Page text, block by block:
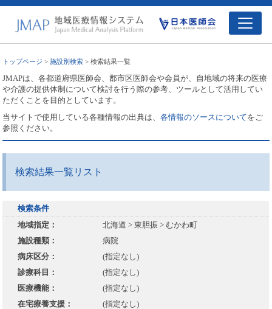
トップページ >施設別検索 > 検索結果一覧
JMAPは、各都道府県医師会、郡市区医師会や会員が、自地域の将来の医療
や介護の提供体制について検討を行う際の参考、ツールとして活用してい
ただくことを目的としています。
当サイトで使用している各種情報の出典は、各情報のソースについてをご
参照ください。
検索結果一覧リスト
検索条件
地域指定：
北海道 > 東胆振 > むかわ町
施設種類：
病院
病床区分：
(指定なし)
診療科目：
(指定なし)
医療機能：
(指定なし)
在宅療養支援：
(指定なし)